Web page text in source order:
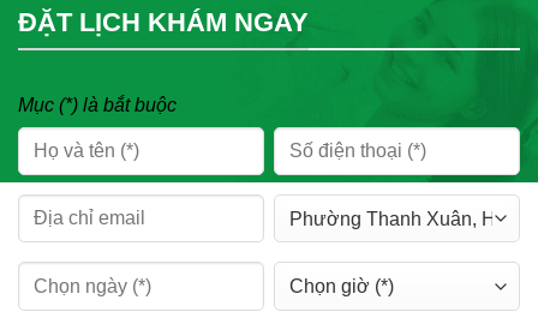
ĐẶT LỊCH KHÁM NGAY
Mục (*) là bắt buộc